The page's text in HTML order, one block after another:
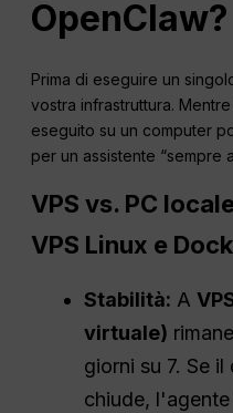
OpenClaw?
Prima di eseguire un
vostra infrastruttura. Mentre
eseguito su un computer
per un assistente “sempre
VPS vs. PC
VPS Linux e
Stabilità: A
virtuale)
giorni su 7. Se
chiude, l'agente